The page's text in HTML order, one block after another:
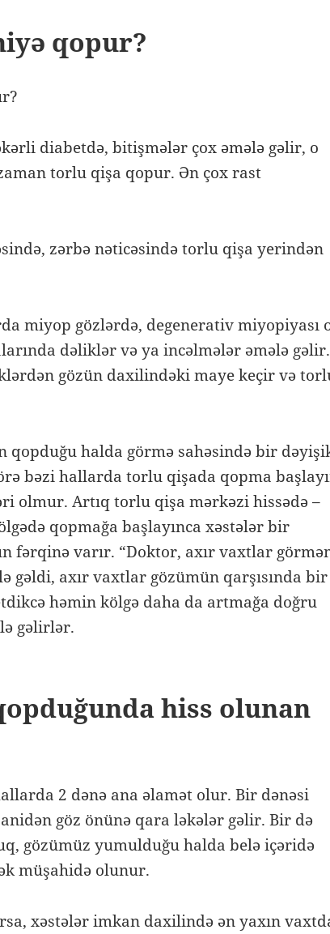
qopur?
diabetdə, bitişmələr çox əmələ gəlir, o
torlu qişa qopur. Ən çox rast
zərbə nəticəsində torlu qişa yerindən
miyop gözlərdə, degenerativ miyopiyası
dəliklər və ya incəlmələr əmələ gəlir.
gözün daxilindəki maye keçir və
qopduğu halda görmə sahəsində bir
bəzi hallarda torlu qişada qopma
olmur. Artıq torlu qişa mərkəzi hissədə –
qopmağa başlayınca xəstələr bir
fərqinə varır. “Doktor, axır vaxtlar
gəldi, axır vaxtlar gözümün qarşısında bir
həmin kölgə daha da artmağa doğru
gəlirlər.
hiss olunan
2 dənə ana əlamət olur. Bir dənəsi
göz önünə qara ləkələr gəlir. Bir də
gözümüz yumulduğu halda belə içəridə
müşahidə olunur.
xəstələr imkan daxilində ən yaxın